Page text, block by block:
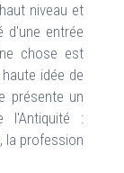
niveau et
d'une entrée
chose est
idée de
présente un
l'Antiquité :
la profession